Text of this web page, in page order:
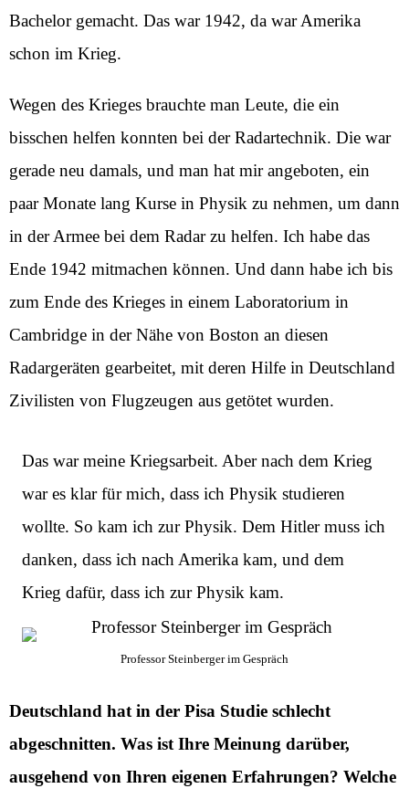
Bachelor gemacht. Das war 1942, da war Amerika
schon im Krieg.
Wegen des Krieges brauchte man Leute, die ein
bisschen helfen konnten bei der Radartechnik. Die war
gerade neu damals, und man hat mir angeboten, ein
paar Monate lang Kurse in Physik zu nehmen, um dann
in der Armee bei dem Radar zu helfen. Ich habe das
Ende 1942 mitmachen können. Und dann habe ich bis
zum Ende des Krieges in einem Laboratorium in
Cambridge in der Nähe von Boston an diesen
Radargeräten gearbeitet, mit deren Hilfe in Deutschland
Zivilisten von Flugzeugen aus getötet wurden.
Das war meine Kriegsarbeit. Aber nach dem Krieg
war es klar für mich, dass ich Physik studieren
wollte. So kam ich zur Physik. Dem Hitler muss ich
danken, dass ich nach Amerika kam, und dem
Krieg dafür, dass ich zur Physik kam.
Professor Steinberger im Gespräch
Deutschland hat in der Pisa Studie schlecht
abgeschnitten. Was ist Ihre Meinung darüber,
ausgehend von Ihren eigenen Erfahrungen? Welche